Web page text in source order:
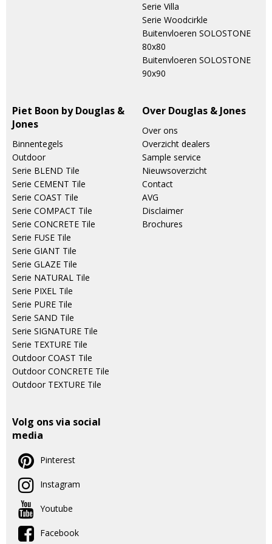
Serie Villa
Serie Woodcirkle
Buitenvloeren SOLOSTONE
80x80
Buitenvloeren SOLOSTONE
90x90
Piet Boon by Douglas &
Jones
Binnentegels
Outdoor
Serie BLEND Tile
Serie CEMENT Tile
Serie COAST Tile
Serie COMPACT Tile
Serie CONCRETE Tile
Serie FUSE Tile
Serie GIANT Tile
Serie GLAZE Tile
Serie NATURAL Tile
Serie PIXEL Tile
Serie PURE Tile
Serie SAND Tile
Serie SIGNATURE Tile
Serie TEXTURE Tile
Outdoor COAST Tile
Outdoor CONCRETE Tile
Outdoor TEXTURE Tile
Over Douglas & Jones
Over ons
Overzicht dealers
Sample service
Nieuwsoverzicht
Contact
AVG
Disclaimer
Brochures
Volg ons via social
media
Pinterest
Instagram
Youtube
Facebook